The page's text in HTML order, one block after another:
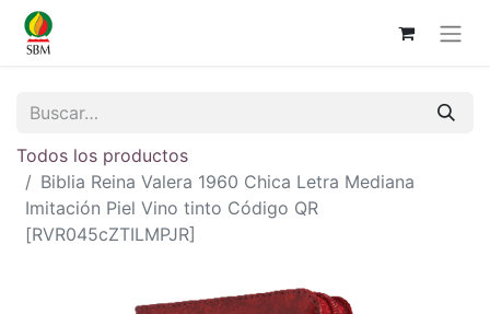
Todos los productos
Biblia Reina Valera 1960 Chica Letra Mediana
Imitación Piel Vino tinto Código QR
[RVR045cZTILMPJR]